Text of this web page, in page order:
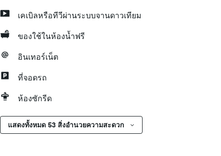
เคเบิลหรือทีวีผ่านระบบจานดาวเทียม
ของใช้ในห้องน้ำฟรี
อินเทอร์เน็ต
ที่จอดรถ
ห้องซักรีด
แสดงทั้งหมด 53 สิ่งอำนวยความสะดวก